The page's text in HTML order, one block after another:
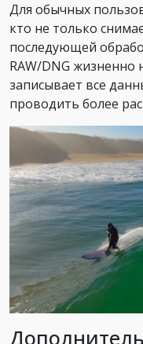
Для обычных
кто не только
последующей
RAW/DNG жизненно
записывает все
проводить более